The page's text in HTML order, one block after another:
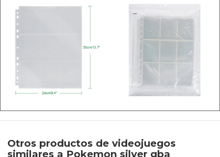
Otros productos de videojuegos
similares a Pokemon silver gba